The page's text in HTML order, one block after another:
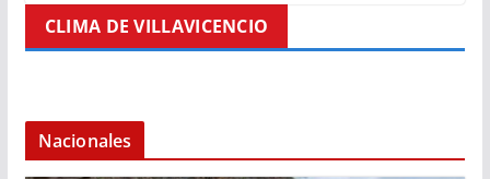
CLIMA DE VILLAVICENCIO
Nacionales